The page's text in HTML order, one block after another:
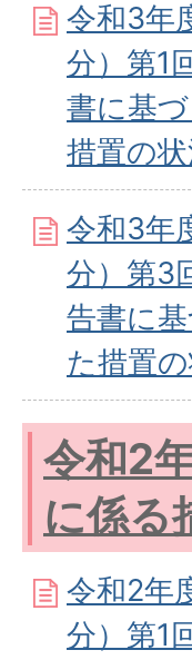
令和3年
分）第1
書に基
措置の
令和3年
分）第3
告書に
た措置
令和2
に係る
令和2年
分）第1